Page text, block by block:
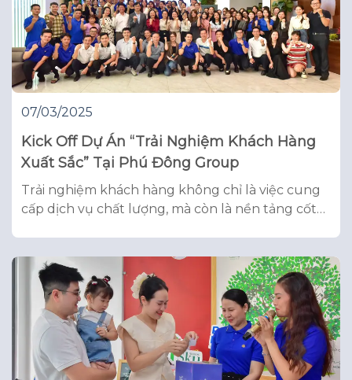
07/03/2025
Kick Off Dự Án “Trải Nghiệm Khách Hàng
Xuất Sắc” Tại Phú Đông Group
Trải nghiệm khách hàng không chỉ là việc cung
cấp dịch vụ chất lượng, mà còn là nền tảng cốt
thần không ngừng nâng cao chất lượng phục
vụ, dự án “Trải Nghiệm Khách Hàng Xuất